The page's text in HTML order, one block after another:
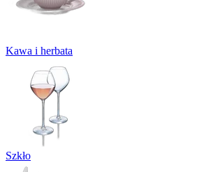
Kawa i herbata
Szkło